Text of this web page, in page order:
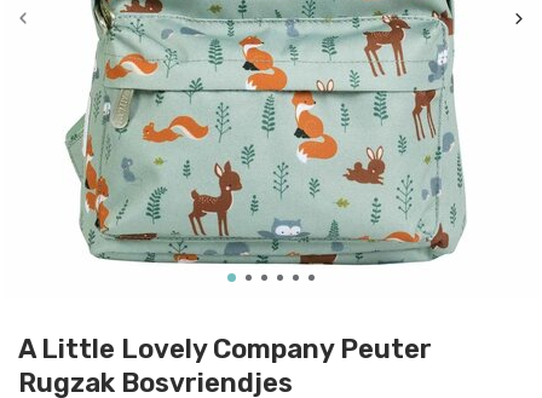
A Little Lovely Company Peuter
Rugzak Bosvriendjes